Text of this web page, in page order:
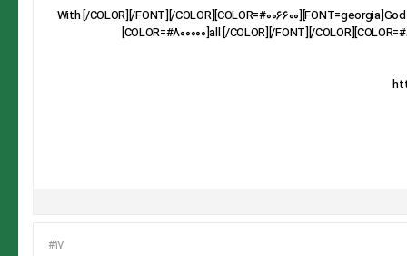
[CENTER][B][SIZE=5][COLOR=#006600][FONT=georgia][COLOR=#800000]!With [/COLOR][/FONT][/
[COLOR=#800000]all [/COLOR][/FONT][/
#17